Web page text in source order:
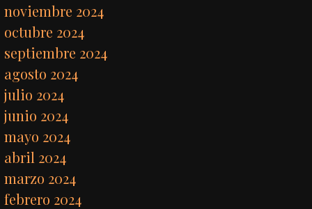
noviembre 2024
octubre 2024
septiembre 2024
agosto 2024
julio 2024
junio 2024
mayo 2024
abril 2024
marzo 2024
febrero 2024